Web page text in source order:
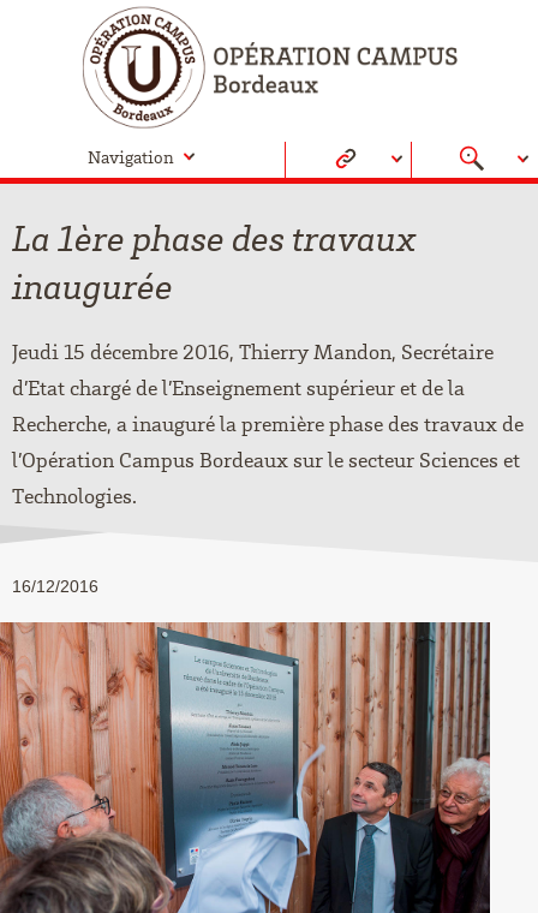
Navigation
La 1ère phase des travaux
inaugurée
Jeudi 15 décembre 2016, Thierry Mandon, Secrétaire
d’Etat chargé de l’Enseignement supérieur et de la
Recherche, a inauguré la première phase des travaux de
l’Opération Campus Bordeaux sur le secteur Sciences et
Technologies.
16/12/2016